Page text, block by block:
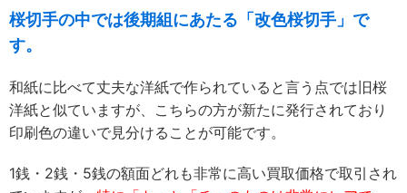
桜切手の中では後期組にあたる「改色桜切手」で
す。
和紙に比べて丈夫な洋紙で作られていると言う点では旧桜
洋紙と似ていますが、こちらの方が新たに発行されており
印刷色の違いで見分けることが可能です。
1銭・2銭・5銭の額面どれも非常に高い買取価格で取引され